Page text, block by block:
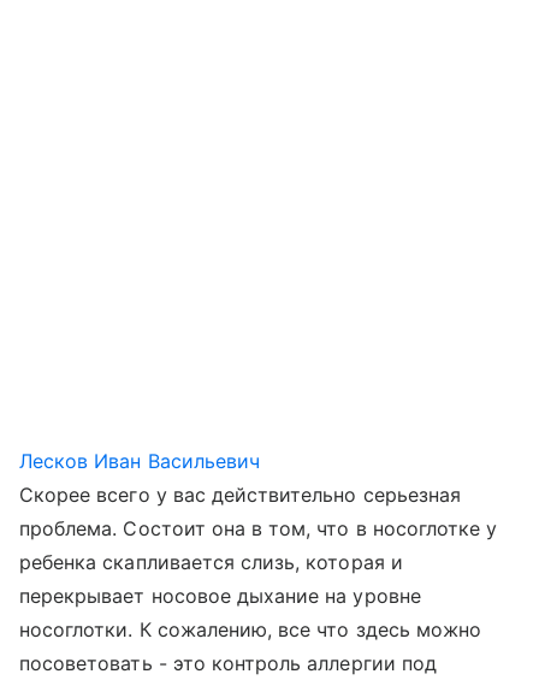
Лесков Иван Васильевич
Скорее всего у вас действительно серьезная
проблема. Состоит она в том, что в носоглотке у
ребенка скапливается слизь, которая и
перекрывает носовое дыхание на уровне
носоглотки. К сожалению, все что здесь можно
посоветовать - это контроль аллергии под